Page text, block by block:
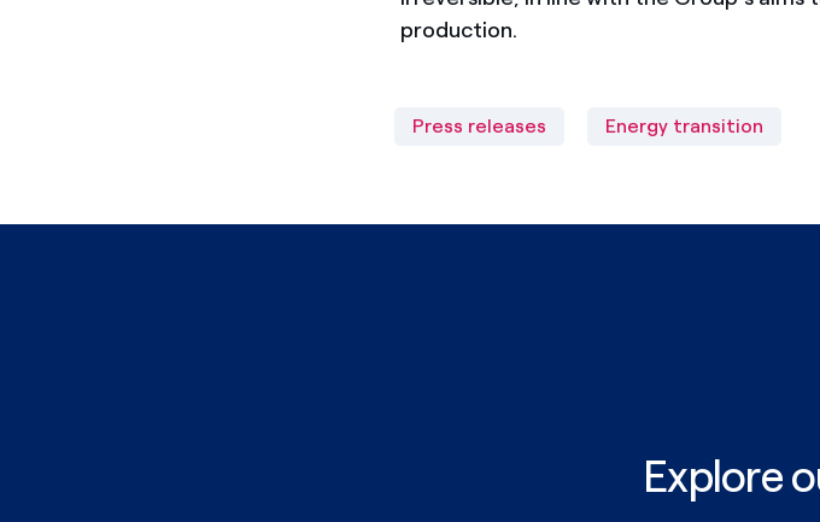
production.
Press releases Energy transition
Explore